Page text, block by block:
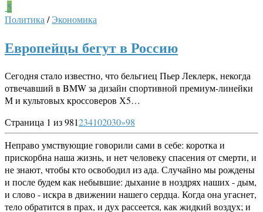
5
Политика/Экономика
Европейцы бегут в Россию
Сегодня стало известно, что бельгиец Пьер Леклерк, некогда
отвечавший в BMW за дизайн спортивной премиум-линейки
М и культовых кроссоверов Х5…
Страница 1 из 981234102030»98
Неправо умствующие говорили сами в себе: коротка и
прискорбна наша жизнь, и нет человеку спасения от смерти, и
не знают, чтобы кто освободил из ада. Случайно мы рождены
и после будем как небывшие: дыхание в ноздрях наших - дым,
и слово - искра в движении нашего сердца. Когда она угаснет,
тело обратится в прах, и дух рассеется, как жидкий воздух; и